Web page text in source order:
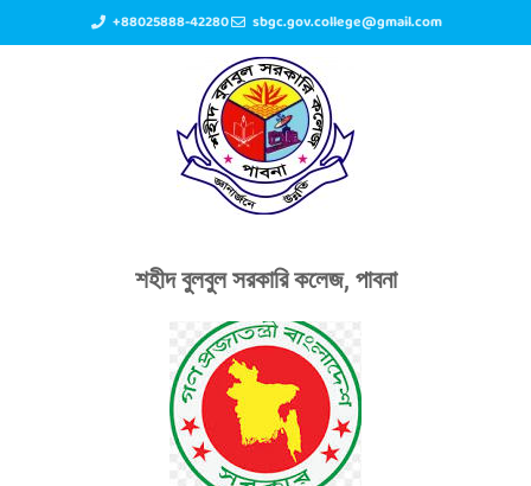
+88025888-42280 sbgc.gov.college@gmail.com
শহীদ বুলবুল সরকারি কলেজ, পাবনা